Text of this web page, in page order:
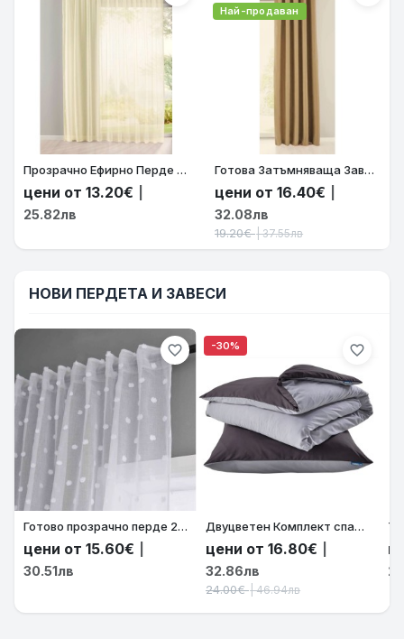
Прозрачно Ефирно Перде Органза-Батиста цвят Крем за Релса и Тръбен Корниз 245х140 и 245х300 код-61500 58508363
цени от 13.20€
25.82лв
Най-продаван
Готова Затъмняваща Завеса Блекаут (Blackout) Серия NEW YORK – Термо и Шумоизолираща, Цвят Бежов (Различни Размери) | Код: 202020610-063
цени от 16.40€
32.08лв
19.20€ | 37.55лв
НОВИ ПЕРДЕТА И ЗАВЕСИ
favorite_border
Готово прозрачно перде 245x140см. „ВАЛЕНСИЯ“, с релефни помпони-точки цвят натурален с ленена визия за релса и корниз Код-2023450
цени от 15.60€
30.51лв
-30% favorite_border
Двуцветен Комплект спално бельо Микросатен „Берлин“ – Калъфка за възглавница, Плик за завивка с цип, Цвят Тъмно Сив-Сив код-202090-017
цени от 16.80€
32.86лв
24.00€ | 46.94лв